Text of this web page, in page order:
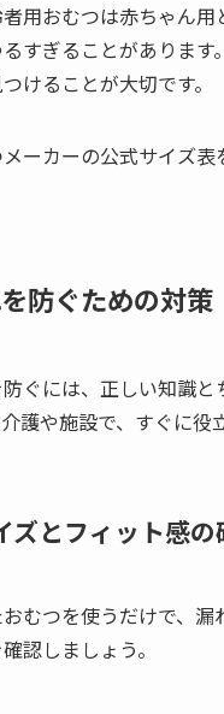
用おむつは赤ちゃん用
すぎることがありま
けることが大切です。
ーカーの公式サイズ
防ぐための対策
ぐには、正しい知識
護や施設で、すぐに役
ズとフィット感の
むつを使うだけで、
認しましょう。